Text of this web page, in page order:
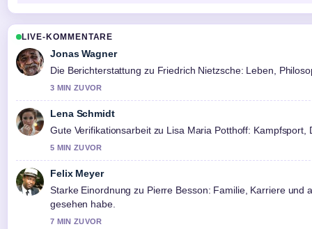
LIVE-KOMMENTARE
Jonas Wagner
Die Berichterstattung zu Friedrich Nietzsche: Leben,
3 MIN ZUVOR
Lena Schmidt
Gute Verifikationsarbeit zu Lisa Maria Potthoff:
5 MIN ZUVOR
Felix Meyer
Starke Einordnung zu Pierre Besson: Familie, Karriere
gesehen habe.
7 MIN ZUVOR